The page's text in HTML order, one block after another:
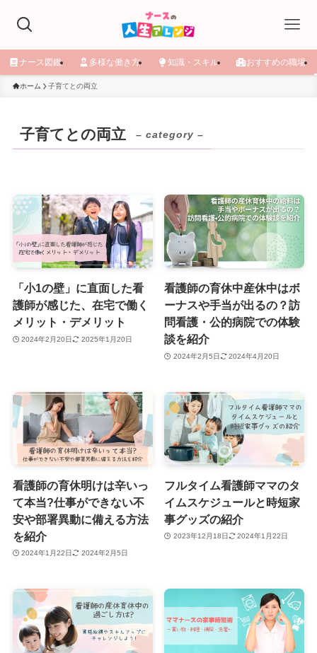
ナース図鑑 多様な働き方 知識・スキル おすすめの職場
ホーム 子育てとの両立
子育てとの両立 – category –
「小1の壁」に直面した看
護師が感じた、在宅で働く
メリット・デメリット
2024年2月20日 2025年1月20日
看護師の育休中産休中はボ
ーナスや手当が出るの？訪
問看護・公的病院での体験
談を紹介
2024年2月5日 2024年4月20日
看護師の育休明けは辛いっ
て本当?仕事ができない不
安や部署異動に備える方法
を紹介
2024年1月22日 2024年2月5日
フルタイム看護師ママのタ
イムスケジュールと時短家
事グッズの紹介
2023年12月18日 2024年1月22日